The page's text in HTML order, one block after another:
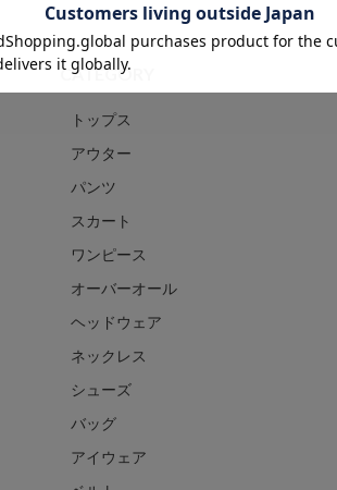
CATEGORY
トップス
アウター
パンツ
スカート
ワンピース
オーバーオール
ヘッドウェア
ネックレス
シューズ
バッグ
アイウェア